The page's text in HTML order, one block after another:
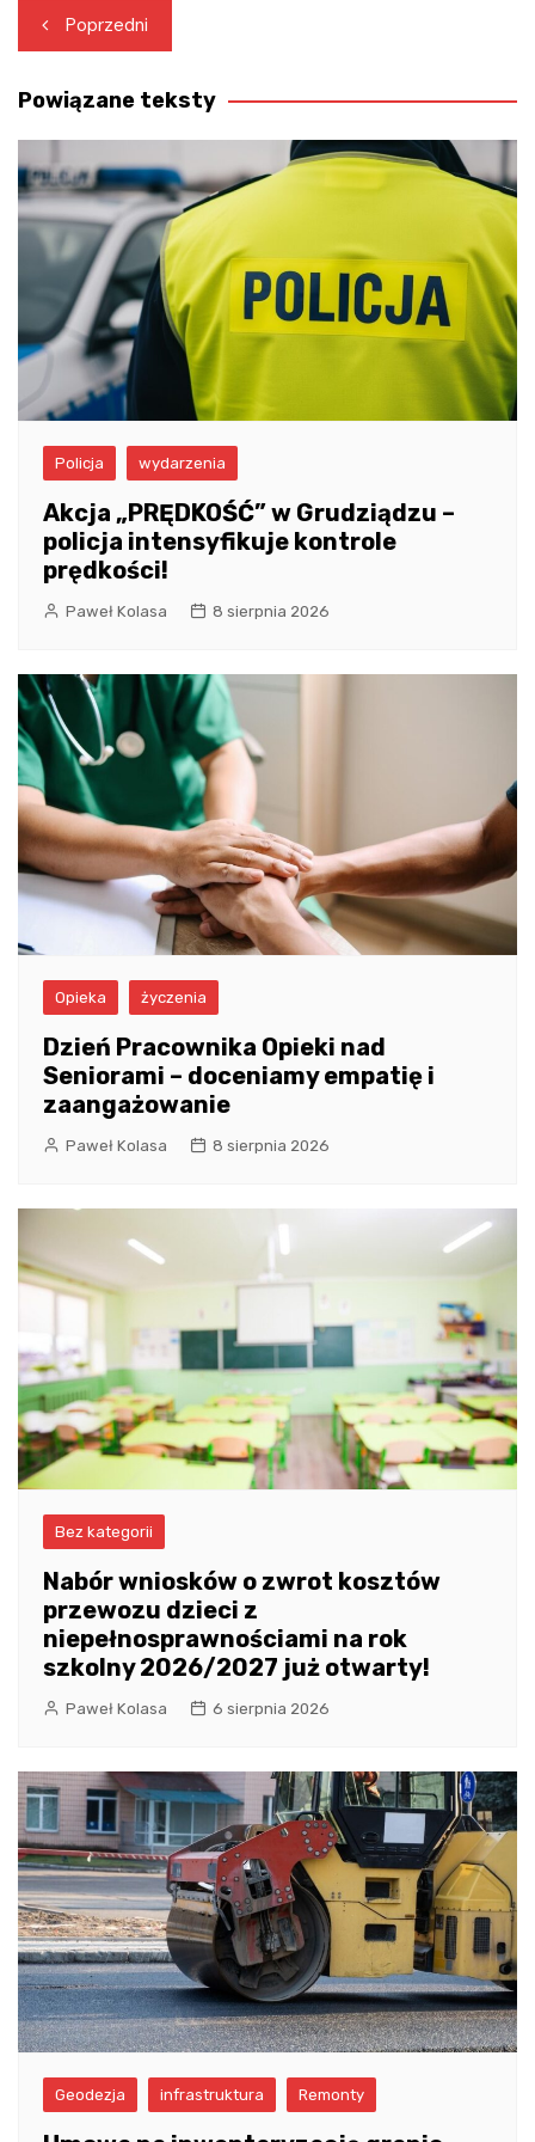
Nawigacja
wpisu
Poprzedni
Powiązane teksty
Policja wydarzenia
Akcja „PRĘDKOŚĆ” w Grudziądzu –
policja intensyfikuje kontrole
prędkości!
Paweł Kolasa 8 sierpnia 2026
Opieka życzenia
Dzień Pracownika Opieki nad
Seniorami – doceniamy empatię i
zaangażowanie
Paweł Kolasa 8 sierpnia 2026
Bez kategorii
Nabór wniosków o zwrot kosztów
przewozu dzieci z
niepełnosprawnościami na rok
szkolny 2026/2027 już otwarty!
Paweł Kolasa 6 sierpnia 2026
Geodezja infrastruktura Remonty